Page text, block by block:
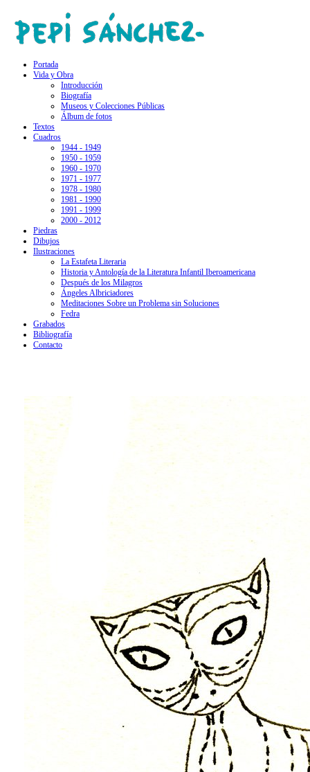
Portada
Vida y Obra
Introducción
Biografía
Museos y Colecciones Públicas
Álbum de fotos
Textos
Cuadros
1944 - 1949
1950 - 1959
1960 - 1970
1971 - 1977
1978 - 1980
1981 - 1990
1991 - 1999
2000 - 2012
Piedras
Dibujos
Ilustraciones
La Estafeta Literaria
Historia y Antología de la Literatura Infantil Iberoamericana
Después de los Milagros
Ángeles Albriciadores
Meditaciones Sobre un Problema sin Soluciones
Fedra
Grabados
Bibliografía
Contacto